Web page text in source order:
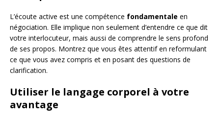
L’écoute active est une compétence fondamentale en
négociation. Elle implique non seulement d’entendre ce que dit
votre interlocuteur, mais aussi de comprendre le sens profond
de ses propos. Montrez que vous êtes attentif en reformulant
ce que vous avez compris et en posant des questions de
clarification.
Utiliser le langage corporel à votre
avantage